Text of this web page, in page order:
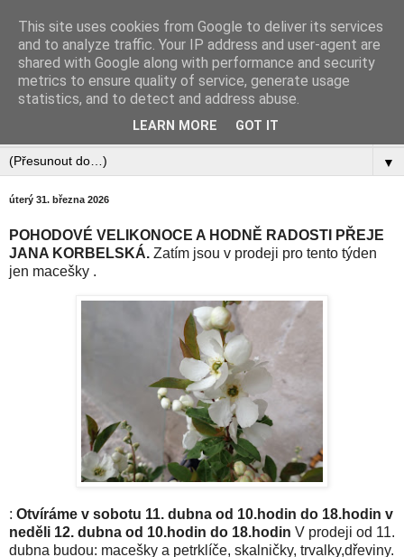
Zahradnictví Šlotava
▼
úterý 31. března 2026
POHODOVÉ VELIKONOCE A HODNĚ RADOSTI PŘEJE
JANA KORBELSKÁ. Zatím jsou v prodeji pro tento týden
jen macešky .
: Otvíráme v sobotu 11. dubna od 10.hodin do 18.hodin v
neděli 12. dubna od 10.hodin do 18.hodin V prodeji od 11.
dubna budou: macešky a petrklíče, skalničky, trvalky,dřeviny.
This site uses cookies from Google to deliver its services
and to analyze traffic. Your IP address and user-agent are
shared with Google along with performance and security
metrics to ensure quality of service, generate usage
statistics, and to detect and address abuse.
LEARN MORE GOT IT